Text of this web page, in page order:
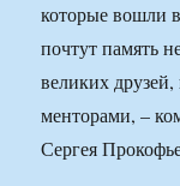
которые вошли
почтут память
великих
менторами, –
Сергея